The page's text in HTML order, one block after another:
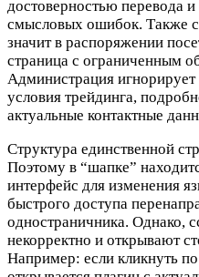
достоверностью перевода
смысловых ошибок. Также
значит в распоряжении
страница с ограниченным
Администрация
условия трейдинга,
актуальные контактные
Структура единственной
Поэтому в “шапке”
интерфейс для изменения
быстрого доступа
одностраничника. Однако,
некорректно и открывают
Например: если кликнуть